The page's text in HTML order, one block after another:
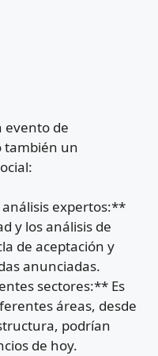
evento de
también un
expertos:**
y los análisis de
de aceptación y
anunciadas.
sectores:** Es
áreas, desde
podrían
de hoy.